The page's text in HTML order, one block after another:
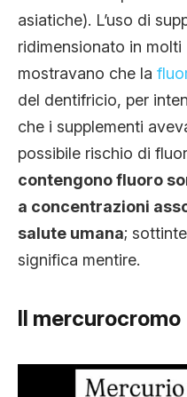
asiatiche). L’uso di
ridimensionato in
mostravano che la
del dentifricio, per
che i supplementi
possibile rischio di
contengono fluoro
a concentrazioni
salute umana;
significa mentire.
Il mercurocromo